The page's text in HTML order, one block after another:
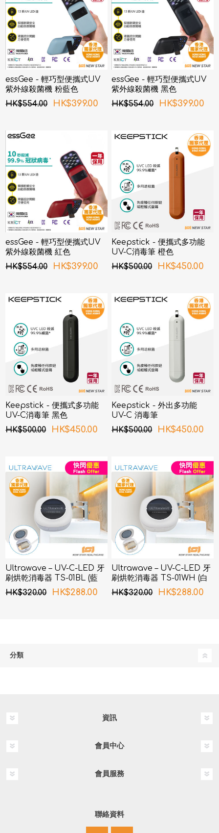
essGee - 輕巧型便攜式UV
紫外線殺菌機 粉藍色
HK$554.00
HK$399.00
essGee - 輕巧型便攜式UV
紫外線殺菌機 黑色
HK$554.00
HK$399.00
essGee - 輕巧型便攜式UV
紫外線殺菌機 紅色
HK$554.00
HK$399.00
Keepstick - 便攜式多功能
UV-C消毒筆 橙色
HK$500.00
HK$450.00
Keepstick - 便攜式多功能
UV-C消毒筆 黑色
HK$500.00
HK$450.00
Keepstick - 外出多功能
UV-C 消毒筆
HK$500.00
HK$450.00
Ultrawave – UV-C-LED 牙
刷烘乾消毒器 TS-01BL (藍
色)
HK$320.00 HK$288.00
Ultrawave – UV-C-LED 牙
刷烘乾消毒器 TS-01WH (白
色)
HK$320.00 HK$288.00
分類
資訊
會員中心
會員服務
聯絡資料